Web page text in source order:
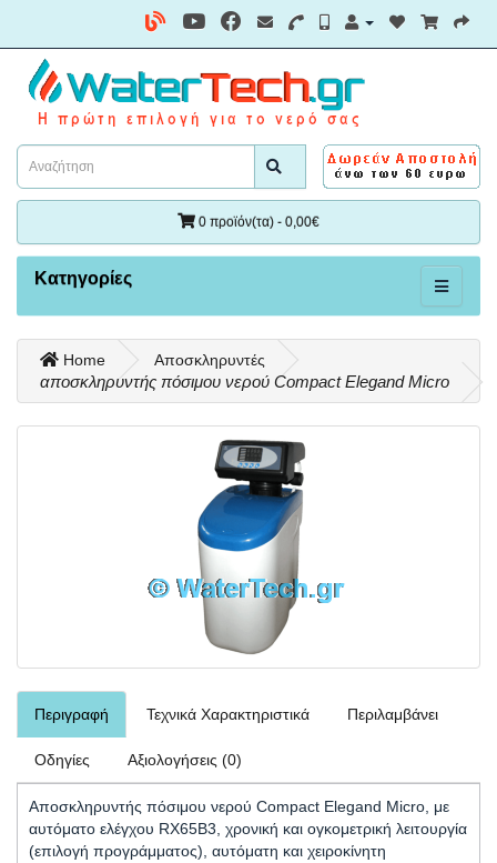
0 προϊόν(τα) - 0,00€
Κατηγορίες
Home Αποσκληρυντές
αποσκληρυντής πόσιμου νερού Compact Elegand Μicro
Περιγραφή Τεχνικά Χαρακτηριστικά Περιλαμβάνει
Οδηγίες Αξιολογήσεις (0)
Αποσκληρυντής πόσιμου νερού Compact Elegand Μicro, με
αυτόματο ελέγχου RX65B3, χρονική και ογκομετρική λειτουργία
(επιλογή προγράμματος), αυτόματη και χειροκίνητη